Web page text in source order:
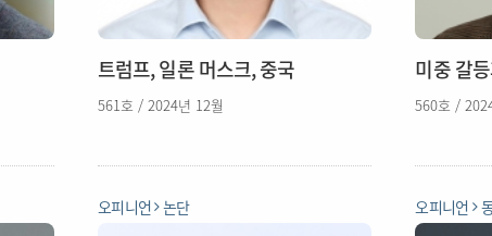
트럼프, 일론 머스크, 중국
561호 / 2024년 12월
미중 갈
560호 /
오피니언 논단 오피니언